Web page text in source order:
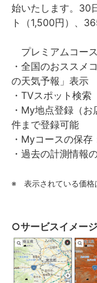
始いたします。30
ト（1,500円）、
プレミアムコー
・全国のおススメ
の天気予報」表示
・TVスポット検索
・My地点登録（
件まで登録可能
・Myコースの保
・過去の計測情報
※ 表示されている価格
○サービスイメージ